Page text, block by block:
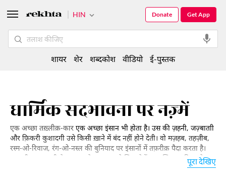
धार्मिक सदभावना पर नज़्में
एक अच्छा तख़्लीक़-कार एक अच्छा इंसान भी होता है। उस की ज़हनी, जज़्बाताी
और फ़िकरी कुशादगी उसे किसी ख़ाने में बंद नहीं होने देती। वो मज़हब, तहज़ीब,
रस्म-ओ-रिवाज, रंग-ओ-नस्ल की बुनियाद पर इंसानों में तफ़रीक़ पैदा करता है।
मज़हबी यक-जहती के उनवान के तहत हम ने जिन शेरों का इन्तिख़ाब किया है उन
के मुताले से ये एहसास और गहरा हो जाता है कि किस तरह से मज़हबी अलाहदगी
पूरा देखिए
HIN Get App
Donate
शायर शेर शब्दकोश वीडियो ई-पुस्तक